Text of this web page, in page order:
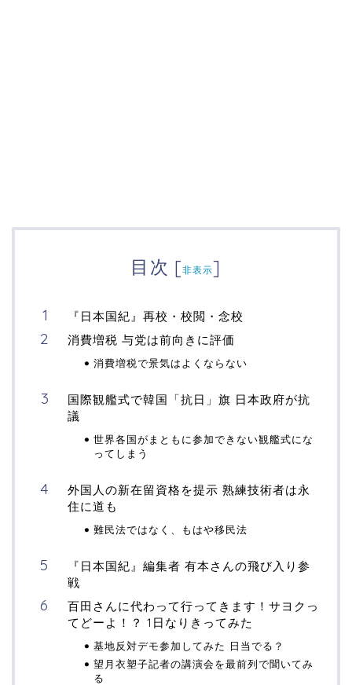
目次 [非表示]
『日本国紀』再校・校閲・念校
消費増税 与党は前向きに評価
消費増税で景気はよくならない
国際観艦式で韓国「抗日」旗 日本政府が抗
議
世界各国がまともに参加できない観艦式にな
ってしまう
外国人の新在留資格を提示 熟練技術者は永
住に道も
難民法ではなく、もはや移民法
『日本国紀』編集者 有本さんの飛び入り参
戦
百田さんに代わって行ってきます！サヨクっ
てどーよ！？ 1日なりきってみた
基地反対デモ参加してみた 日当でる？
望月衣塑子記者の講演会を最前列で聞いてみ
る